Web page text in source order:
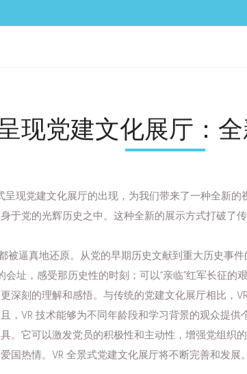
现党建文化展厅：
现党建文化展厅的出现，为我们带来了一种全新
于党的光辉历史之中。这种全新的展示方式打破
逼真地还原。从党的早期历史文献到重大历史事
址，感受那历史性的时刻；可以“亲临”红军长征
深刻的理解和感悟。与传统的党建文化展厅相比，
，VR 技术能够为不同年龄段和学习背景的观众提
。它可以激发党员的积极性和主动性，增强党组
国热情。VR 全景式党建文化展厅将不断完善和发